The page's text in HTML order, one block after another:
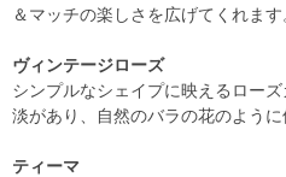
＆マッチの楽しさを広げてくれます
ヴィンテージローズ
シンプルなシェイプに映えるロー
淡があり、自然のバラの花のように
ティーマ